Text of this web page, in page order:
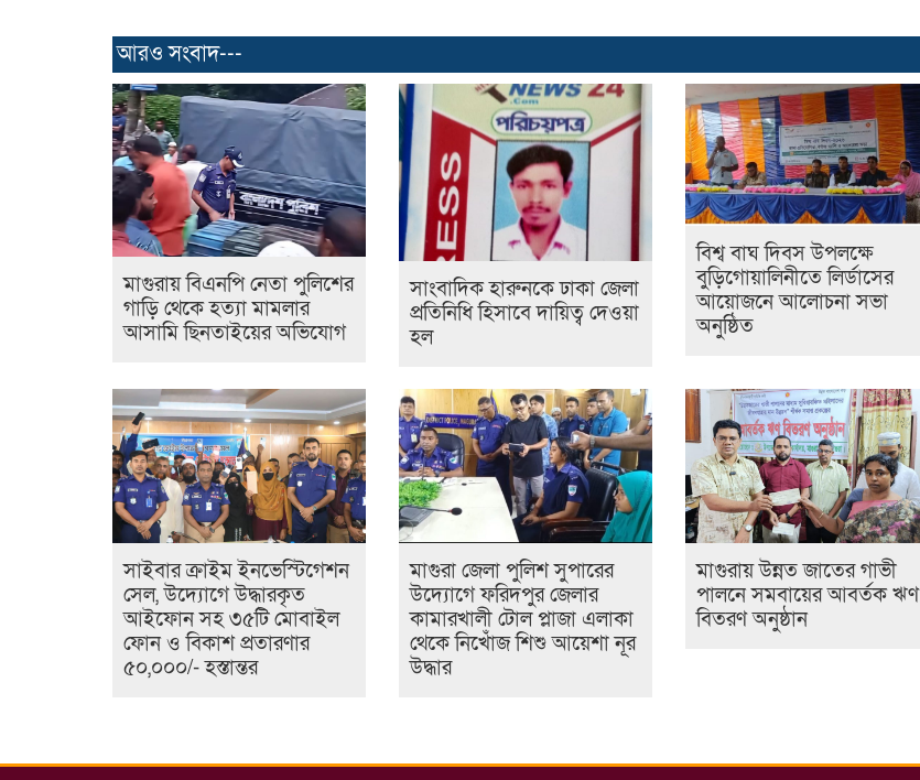
আরও সংবাদ---
মাগুরায় বিএনপি নেতা পুলিশের
গাড়ি থেকে হত্যা মামলার
আসামি ছিনতাইয়ের অভিযোগ
সাংবাদিক হারুনকে ঢাকা জেলা
প্রতিনিধি হিসাবে দায়িত্ব দেওয়া
হল
বিশ্ব বাঘ দিবস উপলক্ষে
বুড়িগোয়ালিনীতে লির্ডাসের
আয়োজনে আলোচনা সভা
অনুষ্ঠিত
সাইবার ক্রাইম ইনভেস্টিগেশন
সেল, উদ্যোগে উদ্ধারকৃত
আইফোন সহ ৩৫টি মোবাইল
ফোন ও বিকাশ প্রতারণার
৫০,০০০/- হস্তান্তর
মাগুরা জেলা পুলিশ সুপারের
উদ্যোগে ফরিদপুর জেলার
কামারখালী টোল প্লাজা এলাকা
থেকে নিখোঁজ শিশু আয়েশা নূর
উদ্ধার
মাগুরায় উন্নত জাতের গাভী
পালনে সমবায়ের আবর্তক ঋণ
বিতরণ অনুষ্ঠান